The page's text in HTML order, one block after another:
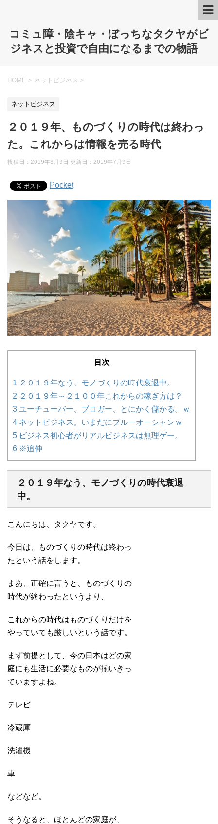
コミュ障・陰キャ・ぼっちなタクヤがビ
ジネスと投資で自由になるまでの物語
HOME > ネットビジネス >
ネットビジネス
２０１９年、ものづくりの時代は終わっ
た。これからは情報を売る時代
投稿日：2019年3月9日 更新日： 2019年7月9日
Pocket
目次
1 ２０１９年なう、モノづくりの時代衰退中。
2 ２０１９年～２１００年これからの稼ぎ方は？
3 ユーチューバー、ブロガー、とにかく儲かる。ｗ
4 ネットビジネス。いまだにブルーオーシャンｗ
5 ビジネス初心者がリアルビジネスは無理ゲー。
6 ※追伸
２０１９年なう、モノづくりの時代衰退
中。
こんにちは、タクヤです。
今日は、ものづくりの時代は終わっ
たという話をします。
まあ、正確に言うと、ものづくりの
時代が終わったというより、
これからの時代はものづくりだけを
やっていても厳しいという話です。
まず前提として、今の日本はどの家
庭にも生活に必要なものが揃いきっ
ていますよね。
テレビ
冷蔵庫
洗濯機
車
などなど。
そうなると、ほとんどの家庭が、